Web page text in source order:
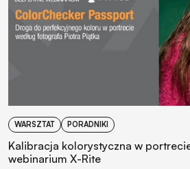
WARSZTAT PORADNIKI
Kalibracja kolorystyczna w
webinarium X-Rite